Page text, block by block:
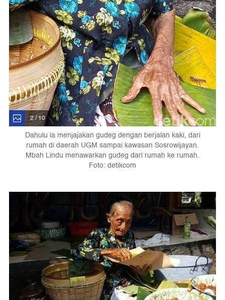
2 / 10
Dahulu ia menjajakan gudeg dengan berjalan kaki, dari
rumah di daerah UGM sampai kawasan Sosrowijayan.
Mbah Lindu menawarkan gudeg dari rumah ke rumah.
Foto: detikcom